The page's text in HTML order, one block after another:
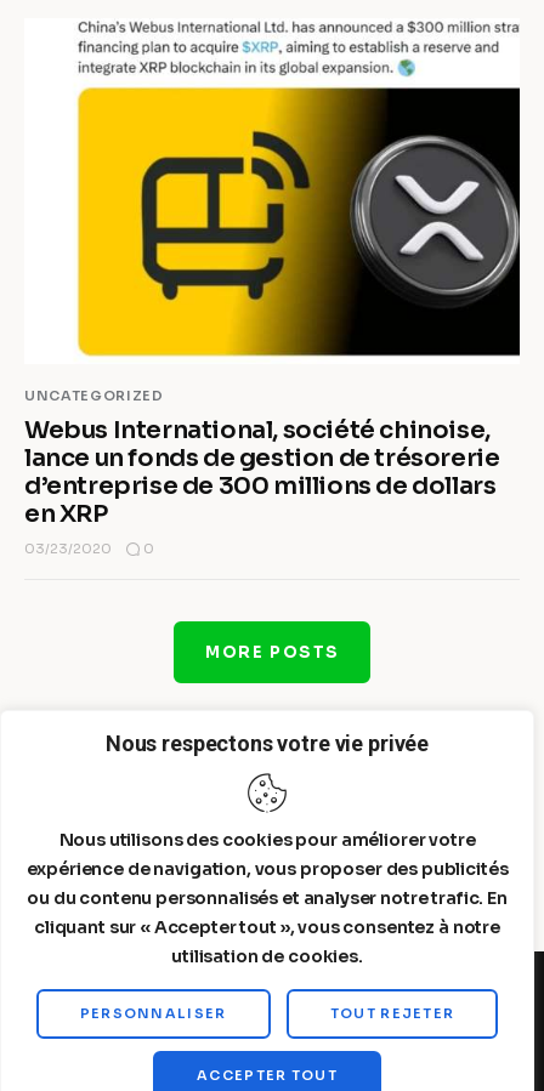
Nous respectons votre vie privée
Nous utilisons des cookies pour améliorer votre
expérience de navigation, vous proposer des publicités
ou du contenu personnalisés et analyser notre trafic. En
cliquant sur « Accepter tout », vous consentez à notre
utilisation de cookies.
PERSONNALISER TOUT REJETER
ACCEPTER TOUT
UNCATEGORIZED
Webus International, société chinoise,
lance un fonds de gestion de trésorerie
d’entreprise de 300 millions de dollars
en XRP
03/23/2020 0
MORE POSTS
Steelldy© 2026. All Rights Reserved.